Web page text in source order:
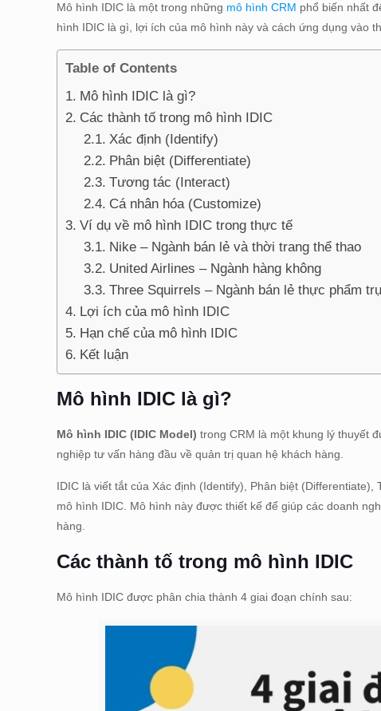
Mô hình IDIC là một trong những mô hình CRM phổ biến nhất
hình IDIC là gì, lợi ích của mô hình này và cách ứng dụng vào
Table of Contents
Mô hình IDIC là gì?
Các thành tố trong mô hình IDIC
Xác định (Identify)
Phân biệt (Differentiate)
Tương tác (Interact)
Cá nhân hóa (Customize)
Ví dụ về mô hình IDIC trong thực tế
Nike – Ngành bán lẻ và thời trang thể thao
United Airlines – Ngành hàng không
Three Squirrels – Ngành bán lẻ thực phẩm
Lợi ích của mô hình IDIC
Hạn chế của mô hình IDIC
Kết luận
Mô hình IDIC là gì?
Mô hình IDIC (IDIC Model)trong CRM là một khung lý thuyết
nghiệp tư vấn hàng đầu về quản trị quan hệ khách hàng.
IDIC là viết tắt của Xác định (Identify), Phân biệt
mô hình IDIC. Mô hình này được thiết kế để giúp các doanh
hàng.
Các thành tố trong mô hình IDIC
Mô hình IDIC được phân chia thành 4 giai đoạn chính sau: